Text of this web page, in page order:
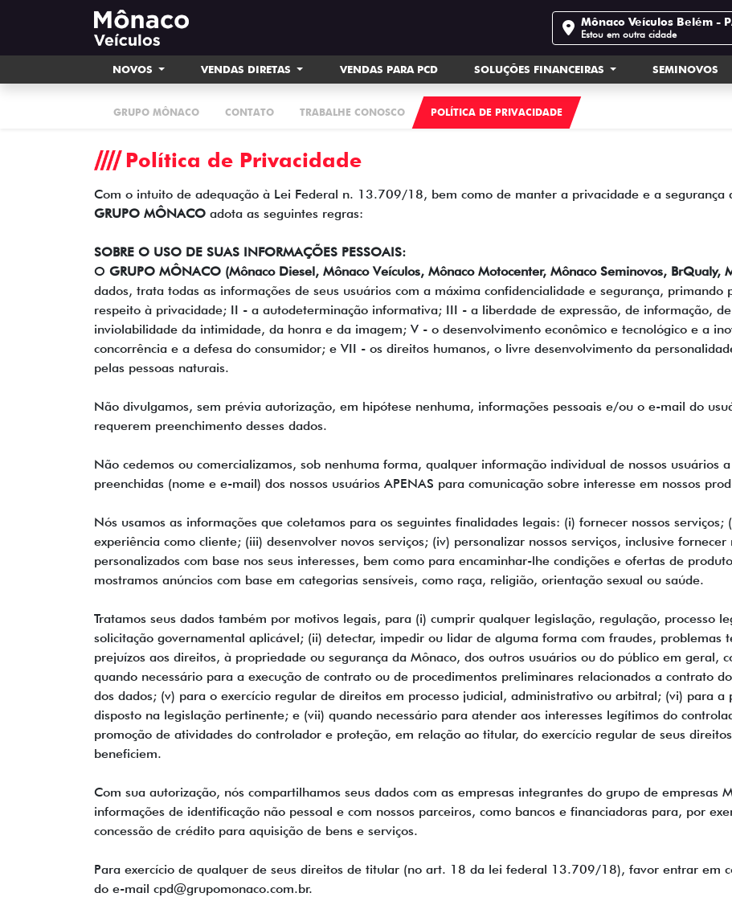
Mônaco Veículos Belém -
Estou em outra cidade
NOVOS VENDAS DIRETAS VENDAS PARA PCD SOLUÇÕES FINANCEIRAS SEMINOVOS
GRUPO MÔNACO CONTATO TRABALHE CONOSCO POLÍTICA DE PRIVACIDADE
Política de Privacidade
Com o intuito de adequação à Lei Federal n. 13.709/18, bem como de manter a privacidade e a segurança
GRUPO MÔNACO adota as seguintes regras:
SOBRE O USO DE SUAS INFORMAÇÕES PESSOAIS:
O GRUPO MÔNACO (Mônaco Diesel, Mônaco Veículos, Mônaco Motocenter, Mônaco Seminovos, BrQualy,
dados, trata todas as informações de seus usuários com a máxima confidencialidade e segurança,
respeito à privacidade; II - a autodeterminação informativa; III - a liberdade de expressão, de informação,
inviolabilidade da intimidade, da honra e da imagem; V - o desenvolvimento econômico e tecnológico e a
concorrência e a defesa do consumidor; e VII - os direitos humanos, o livre desenvolvimento da
pelas pessoas naturais.
Não divulgamos, sem prévia autorização, em hipótese nenhuma, informações pessoais e/ou o e-mail do
requerem preenchimento desses dados.
Não cedemos ou comercializamos, sob nenhuma forma, qualquer informação individual de nossos usuários
preenchidas (nome e e-mail) dos nossos usuários APENAS para comunicação sobre interesse em nossos
Nós usamos as informações que coletamos para os seguintes finalidades legais: (i) fornecer nossos
experiência como cliente; (iii) desenvolver novos serviços; (iv) personalizar nossos serviços, inclusive
personalizados com base nos seus interesses, bem como para encaminhar-lhe condições e ofertas de
mostramos anúncios com base em categorias sensíveis, como raça, religião, orientação sexual ou saúde.
Tratamos seus dados também por motivos legais, para (i) cumprir qualquer legislação, regulação, processo
solicitação governamental aplicável; (ii) detectar, impedir ou lidar de alguma forma com fraudes, problemas
prejuízos aos direitos, à propriedade ou segurança da Mônaco, dos outros usuários ou do público em geral,
quando necessário para a execução de contrato ou de procedimentos preliminares relacionados a contrato
dos dados; (v) para o exercício regular de direitos em processo judicial, administrativo ou arbitral; (vi) para
disposto na legislação pertinente; e (vii) quando necessário para atender aos interesses legítimos do
promoção de atividades do controlador e proteção, em relação ao titular, do exercício regular de seus
beneficiem.
Com sua autorização, nós compartilhamos seus dados com as empresas integrantes do grupo de empresas
informações de identificação não pessoal e com nossos parceiros, como bancos e financiadoras para, por
concessão de crédito para aquisição de bens e serviços.
Para exercício de qualquer de seus direitos de titular (no art. 18 da lei federal 13.709/18), favor entrar em
do e-mail cpd@grupomonaco.com.br.